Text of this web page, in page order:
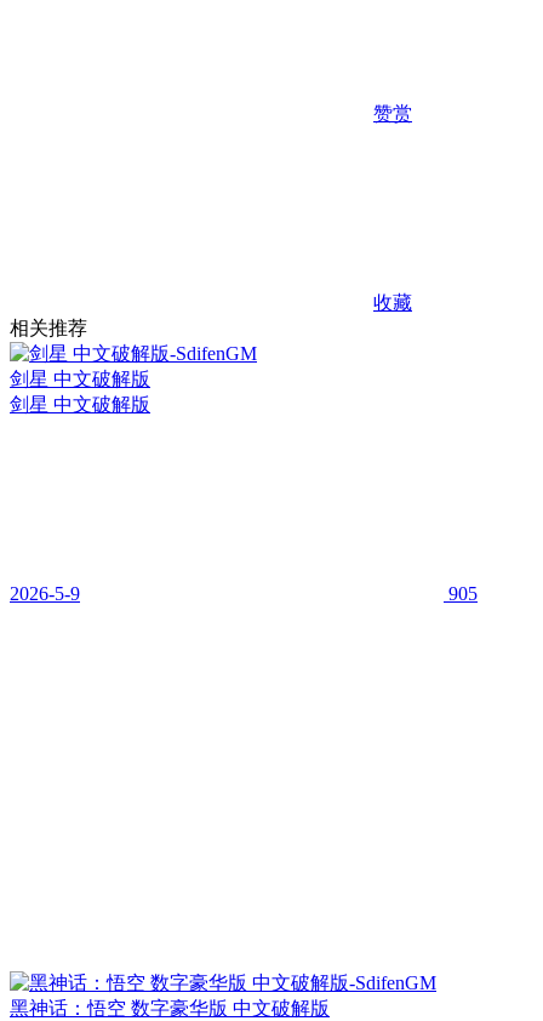
赞赏
收藏
相关推荐
剑星 中文破解版
剑星 中文破解版
2026-5-9 905
黑神话：悟空 数字豪华版 中文破解版